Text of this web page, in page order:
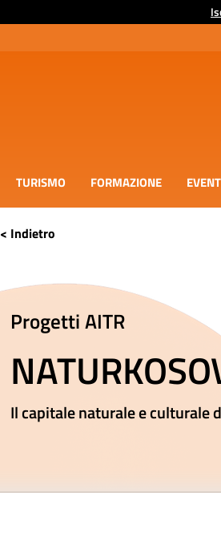
TURISMO FORMAZIONE
< Indietro
Progetti AITR
Il capitale naturale e culturale